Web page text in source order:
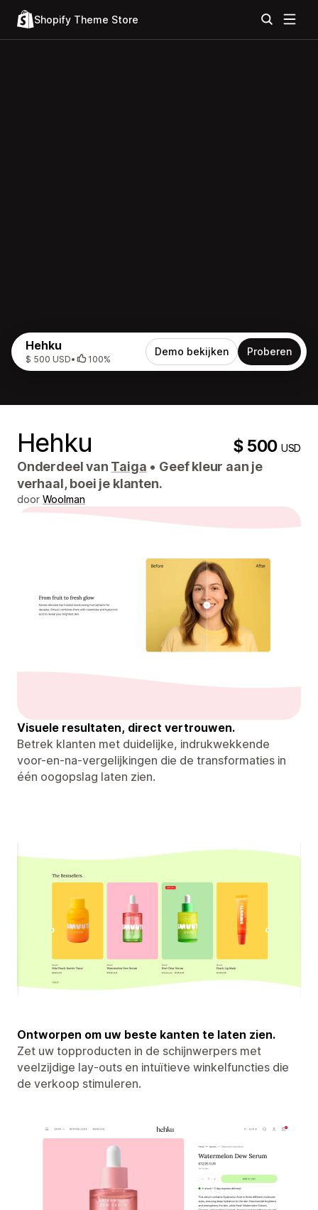
Shopify Theme Store
Hehku
$ 500 USD• 100%
Demo bekijken Proberen
Hehku $ 500USD
Onderdeel van Taiga • Geef kleur aan je
verhaal, boei je klanten.
door Woolman
Visuele resultaten, direct vertrouwen.
Betrek klanten met duidelijke, indrukwekkende
voor-en-na-vergelijkingen die de transformaties in
één oogopslag laten zien.
Ontworpen om uw beste kanten te laten zien.
Zet uw topproducten in de schijnwerpers met
veelzijdige lay-outs en intuïtieve winkelfuncties die
de verkoop stimuleren.